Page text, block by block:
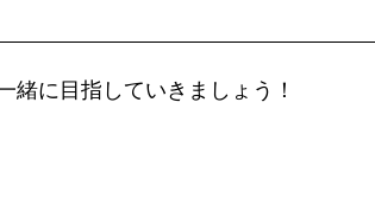
緒に目指していきましょう！